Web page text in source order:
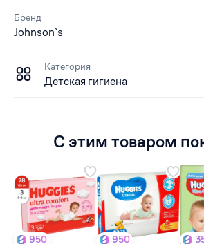
Бренд
Johnson`s
Категория
Детская гигиена
С этим товаром
950 950